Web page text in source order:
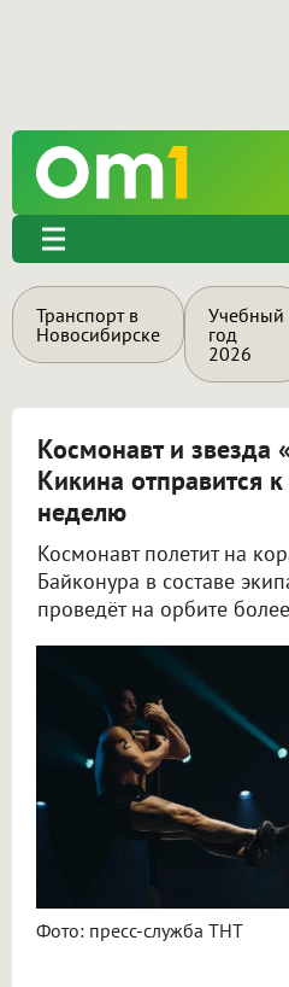
Транспорт в
Новосибирске
Учебный
год
2026
Космонавт и звезда
Кикина отправится
неделю
Космонавт полетит на
Байконура в составе
проведёт на орбите
Фото: пресс-служба ТНТ